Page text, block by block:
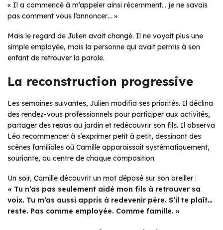
« Il a commencé à m’appeler ainsi récemment… je ne savais
pas comment vous l’annoncer… »
Mais le regard de Julien avait changé. Il ne voyait plus une
simple employée, mais la personne qui avait permis à son
enfant de retrouver la parole.
La reconstruction progressive
Les semaines suivantes, Julien modifia ses priorités. Il déclina
des rendez-vous professionnels pour participer aux activités,
partager des repas au jardin et redécouvrir son fils. Il observa
Léo recommencer à s’exprimer petit à petit, dessinant des
scènes familiales où Camille apparaissait systématiquement,
souriante, au centre de chaque composition.
Un soir, Camille découvrit un mot déposé sur son oreiller :
« Tu n’as pas seulement aidé mon fils à retrouver sa
voix. Tu m’as aussi appris à redevenir père. S’il te plaît…
reste. Pas comme employée. Comme famille. »